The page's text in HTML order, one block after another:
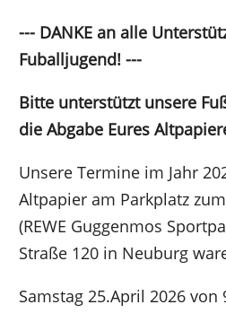
--- DANKE an alle
Fuballjugend! ---
Bitte unterstützt unsere
die Abgabe Eures
Unsere Termine im Jahr
Altpapier am Parkplatz
(REWE Guggenmos
Straße 120 in Neuburg
Samstag 25.April 2026